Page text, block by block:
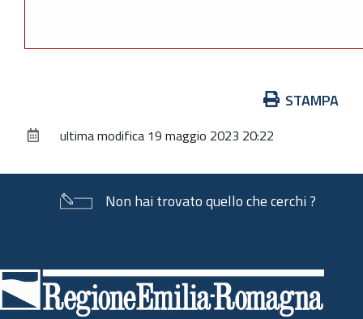
documento
STAMPA
ultima modifica 19 maggio 2023 20:22
Non hai trovato quello che cerchi ?
di
pagina